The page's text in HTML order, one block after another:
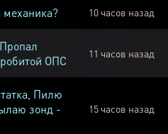
10 часов назад
ОПС
11 часов назад
Пилю
зонд -
15 часов назад